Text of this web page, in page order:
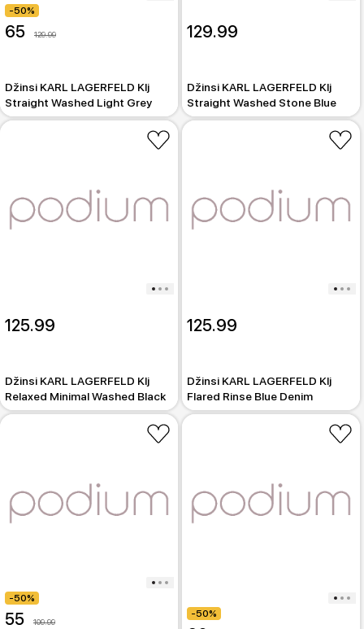
-50%
65 129.99
Džinsi KARL LAGERFELD Klj
Straight Washed Light Grey
129.99
Džinsi KARL LAGERFELD Klj
Straight Washed Stone Blue
125.99
Džinsi KARL LAGERFELD Klj
Relaxed Minimal Washed Black
125.99
Džinsi KARL LAGERFELD Klj
Flared Rinse Blue Denim
-50%
55 109.99
-50%